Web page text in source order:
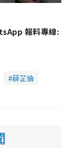
報料專線:
薛芷倫